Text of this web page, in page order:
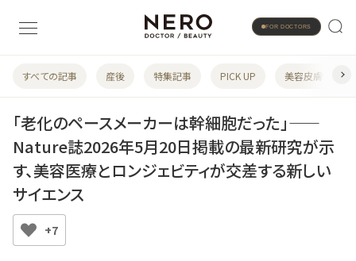
FOR DOCTORS
すべての記事 産後 特集記事 PICK UP 美容皮膚科
「老化のペースメーカーは幹細胞だった」——
Nature誌2026年5月20日掲載の最新研究が示
す、美容医療とロンジェビティが交差する新しい
サイエンス
+7